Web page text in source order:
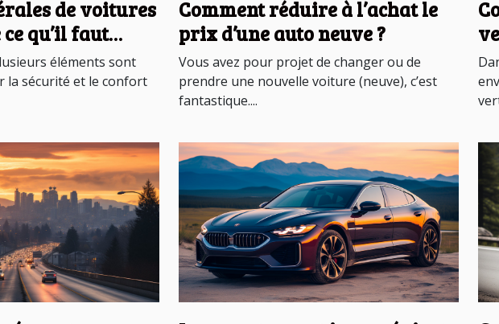
de voitures
ce qu’il faut
éléments sont
la sécurité et le confort
Comment réduire à l’achat le
prix d’une auto neuve ?
Vous avez pour projet de changer ou de
prendre une nouvelle voiture (neuve), c’est
fantastique....